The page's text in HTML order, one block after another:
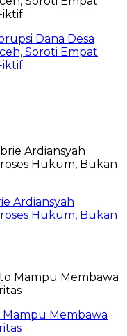
Dana Desa
Soroti Empat
Ardiansyah
Hukum, Bukan
Mampu Membawa